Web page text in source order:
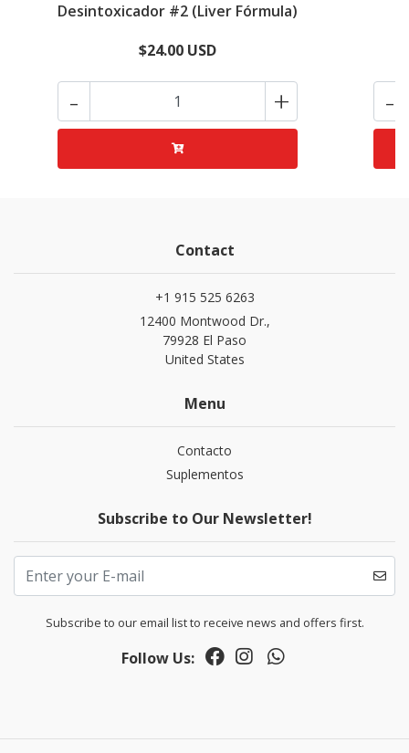
Desintoxicador #2 (Liver Fórmula)
$24.00 USD
- + -
Contact
+1 915 525 6263
12400 Montwood Dr.,
79928 El Paso
United States
Menu
Contacto
Suplementos
Subscribe to Our Newsletter!
Subscribe to our email list to receive news and offers first.
Follow Us: